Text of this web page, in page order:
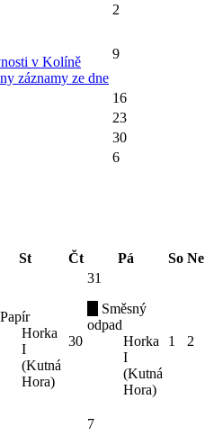
2
v Kolíně
záznamy ze dne
9
16
23
30
6
St Čt Pá So Ne
Papír
Horka
I
(Kutná
Hora)
30
31
Směsný
odpad
Horka
I
(Kutná
Hora)
1 2
7